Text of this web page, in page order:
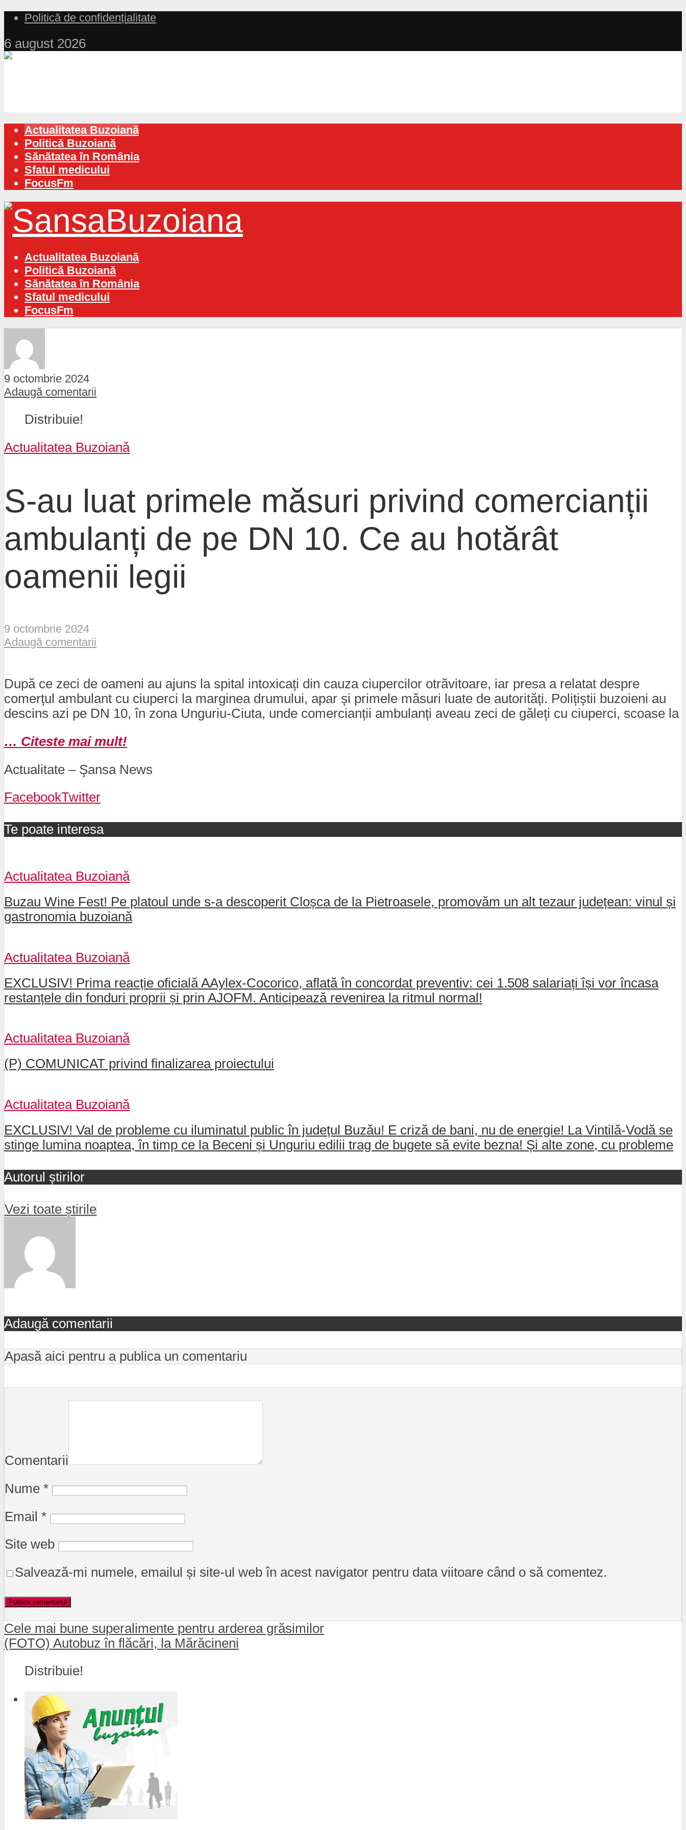
Politică de confidențialitate
6 august 2026
Actualitatea Buzoiană
Politică Buzoiană
Sănătatea în România
Sfatul medicului
FocusFm
Actualitatea Buzoiană
Politică Buzoiană
Sănătatea în România
Sfatul medicului
FocusFm
9 octombrie 2024
Adaugă comentarii
Distribuie!
Actualitatea Buzoiană
S-au luat primele măsuri privind comercianții
ambulanți de pe DN 10. Ce au hotărât
oamenii legii
9 octombrie 2024
Adaugă comentarii
După ce zeci de oameni au ajuns la spital intoxicați din cauza ciupercilor otrăvitoare, iar presa a relatat despre
comerțul ambulant cu ciuperci la marginea drumului, apar și primele măsuri luate de autorități. Polițiștii buzoieni au
descins azi pe DN 10, în zona Unguriu-Ciuta, unde comercianții ambulanți aveau zeci de găleți cu ciuperci, scoase la
… Citeste mai mult!
Actualitate – Şansa News
FacebookTwitter
Te poate interesa
Actualitatea Buzoiană
Buzau Wine Fest! Pe platoul unde s-a descoperit Cloșca de la Pietroasele, promovăm un alt tezaur județean: vinul și
gastronomia buzoiană
Actualitatea Buzoiană
EXCLUSIV! Prima reacție oficială AAylex-Cocorico, aflată în concordat preventiv: cei 1.508 salariați își vor încasa
restanțele din fonduri proprii și prin AJOFM. Anticipează revenirea la ritmul normal!
Actualitatea Buzoiană
(P) COMUNICAT privind finalizarea proiectului
Actualitatea Buzoiană
EXCLUSIV! Val de probleme cu iluminatul public în județul Buzău! E criză de bani, nu de energie! La Vintilă-Vodă se
stinge lumina noaptea, în timp ce la Beceni și Unguriu edilii trag de bugete să evite bezna! Și alte zone, cu probleme
Autorul știrilor
Vezi toate știrile
Adaugă comentarii
Apasă aici pentru a publica un comentariu
Comentarii
Nume *
Email *
Site web
Salvează-mi numele, emailul și site-ul web în acest navigator pentru data viitoare când o să comentez.
Cele mai bune superalimente pentru arderea grăsimilor
(FOTO) Autobuz în flăcări, la Mărăcineni
Distribuie!